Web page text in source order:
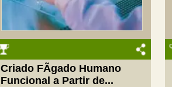
Criado FÃ­gado Humano
Funcional a Partir de...